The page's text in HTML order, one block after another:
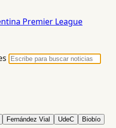
Premier League
Fernández Vial UdeC Biobío